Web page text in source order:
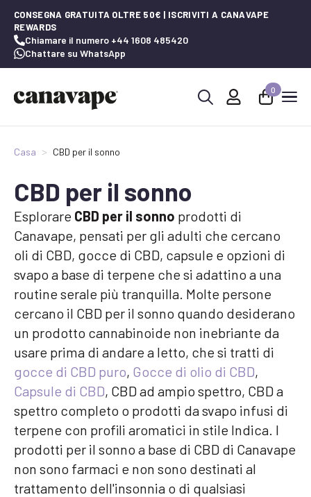
CONSEGNA GRATUITA OLTRE 50€ | ISCRIVITI A CANAVAPE
REWARDS
Chiamare il numero +44 1608 485420
Chattare su WhatsApp
0
Casa CBD per il sonno
CBD per il sonno
Esplorare CBD per il sonno prodotti di
Canavape, pensati per gli adulti che cercano
oli di CBD, gocce di CBD, capsule e opzioni di
svapo a base di terpene che si adattino a una
routine serale più tranquilla. Molte persone
cercano il CBD per il sonno quando desiderano
un prodotto cannabinoide non inebriante da
usare prima di andare a letto, che si tratti di
gocce di CBD puro, Gocce di olio di CBD,
Capsule di CBD, CBD ad ampio spettro, CBD a
spettro completo o prodotti da svapo infusi di
terpene con profili aromatici in stile Indica. I
prodotti per il sonno a base di CBD di Canavape
non sono farmaci e non sono destinati al
trattamento dell'insonnia o di qualsiasi